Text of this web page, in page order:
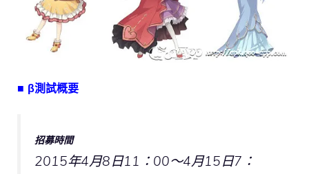
■ β測試概要
招募時間
2015年4月8日11：00～4月15日7：